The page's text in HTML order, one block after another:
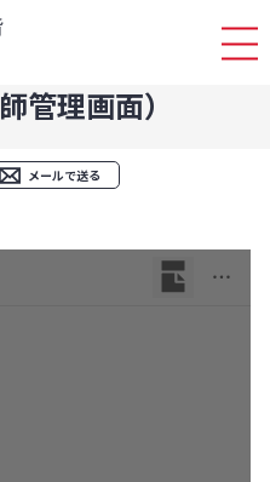
ログ
管理画面）
メールで送る